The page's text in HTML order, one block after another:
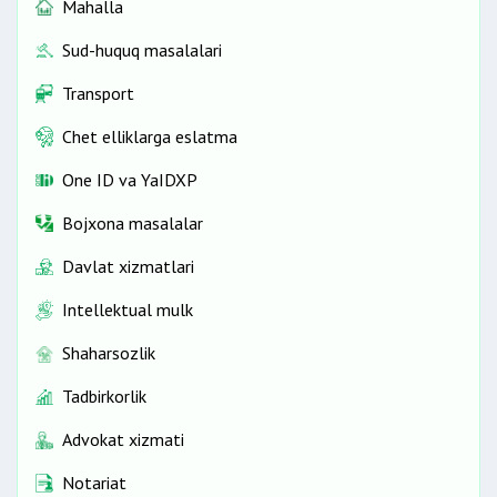
Mahalla
Sud-huquq masalalari
Transport
Chet elliklarga eslatma
One ID vа YaIDXP
Bojxona masalalar
Davlat xizmatlari
Intellektual mulk
Shaharsozlik
Tadbirkorlik
Advokat xizmati
Notariat